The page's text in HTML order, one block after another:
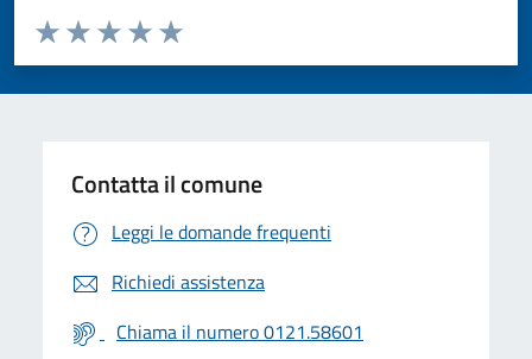
Valuta da 1 a 5 stelle la pagina
Valuta 5 stelle su 5
Valuta 4 stelle su 5
Valuta 3 stelle su 5
Valuta 2 stelle su 5
Valuta 1 stelle su 5
Contatta il comune
Leggi le domande frequenti
Richiedi assistenza
Chiama il numero 0121.58601